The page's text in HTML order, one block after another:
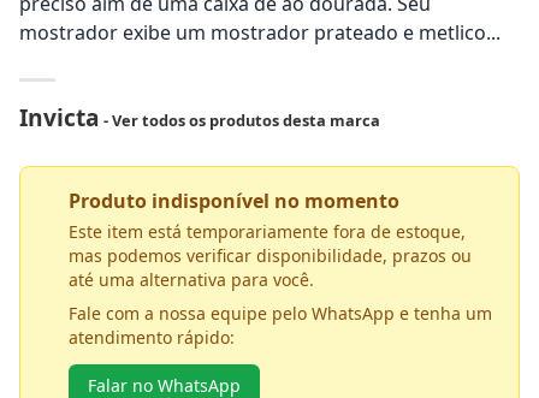
mostrador exibe um mostrador prateado e metlico...
Invicta - Ver todos os produtos desta marca
Produto indisponível no momento
Este item está temporariamente fora de estoque,
mas podemos verificar disponibilidade, prazos ou
até uma alternativa para você.
Fale com a nossa equipe pelo WhatsApp e tenha um
atendimento rápido:
Falar no WhatsApp